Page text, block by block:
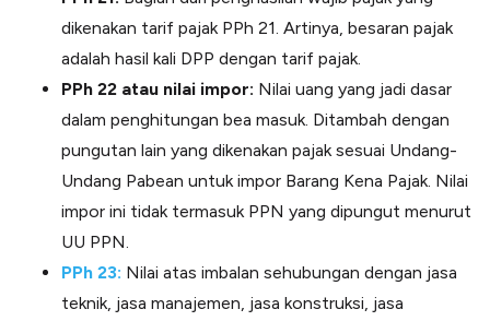
dikenakan tarif pajak PPh 21. Artinya, besaran pajak
adalah hasil kali DPP dengan tarif pajak.
PPh 22 atau nilai impor: Nilai uang yang jadi dasar
dalam penghitungan bea masuk. Ditambah dengan
pungutan lain yang dikenakan pajak sesuai Undang-
Undang Pabean untuk impor Barang Kena Pajak. Nilai
impor ini tidak termasuk PPN yang dipungut menurut
UU PPN.
PPh 23: Nilai atas imbalan sehubungan dengan jasa
teknik, jasa manajemen, jasa konstruksi, jasa